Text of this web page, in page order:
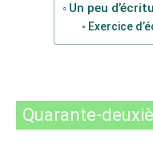
Un peu
Exercice
Quarante-